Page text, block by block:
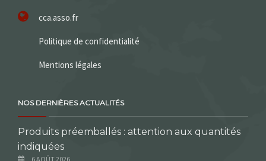
cca.asso.fr
Politique de confidentialité
Mentions légales
NOS DERNIÈRES ACTUALITÉS
Produits préemballés : attention aux quantités
indiquées
6 AOÛT 2026